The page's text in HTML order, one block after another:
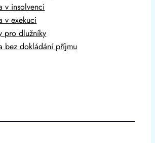
v insolvenci
v exekuci
pro dlužníky
bez dokládání příjmu